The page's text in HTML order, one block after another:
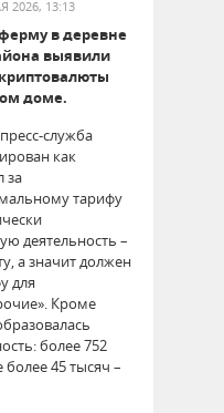
2026, 13:13
в деревне
выявили
доме.
служба
как
за
тарифу
деятельность –
а значит должен
для
Кроме
более 752
45 тысяч –